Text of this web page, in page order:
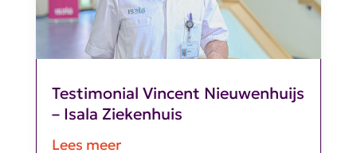
Testimonial Vincent Nieuwenhuijs
– Isala Ziekenhuis
Lees meer